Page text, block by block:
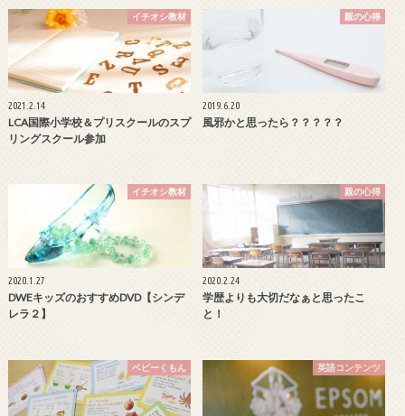
イチオシ教材
2021.2.14
LCA国際小学校＆プリスクールのスプ
リングスクール参加
親の心得
2019.6.20
風邪かと思ったら？？？？？
イチオシ教材
2020.1.27
DWEキッズのおすすめDVD【シンデ
レラ２】
親の心得
2020.2.24
学歴よりも大切だなぁと思ったこ
と！
ベビーくもん 英語コンテンツ